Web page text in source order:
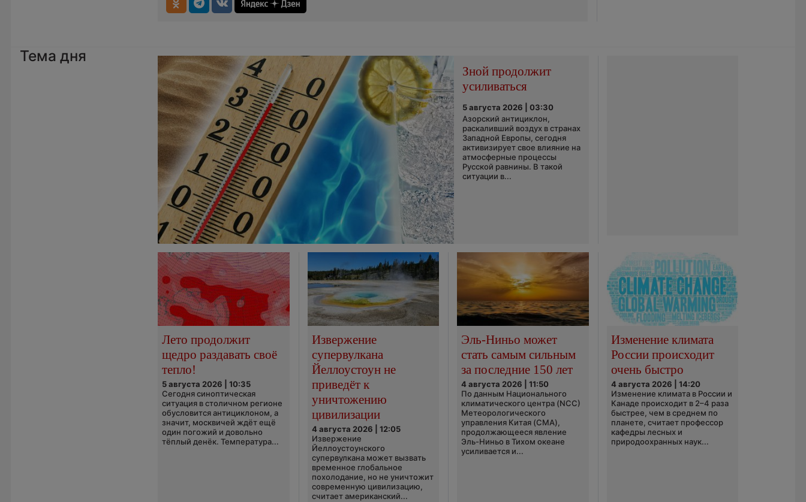
Тема дня
Зной продолжит
усиливаться
5 августа 2026 | 03:30
Азорский антициклон,
раскаливший воздух в странах
Западной Европы, сегодня
активизирует свое влияние на
атмосферные процессы
Русской равнины. В такой
ситуации в...
Лето продолжит
щедро раздавать своё
тепло!
5 августа 2026 | 10:35
Сегодня синоптическая
ситуация в столичном регионе
обусловится антициклоном, а
значит, москвичей ждёт ещё
один погожий и довольно
тёплый денёк. Температура...
Извержение
супервулкана
Йеллоустоун не
приведёт к
уничтожению
цивилизации
4 августа 2026 | 12:05
Извержение
Йеллоустоунского
супервулкана может вызвать
временное глобальное
похолодание, но не уничтожит
современную цивилизацию,
считает американский...
Эль-Ниньо может
стать самым сильным
за последние 150 лет
4 августа 2026 | 11:50
По данным Национального
климатического центра (NCC)
Метеорологического
управления Китая (CMA),
продолжающееся явление
Эль-Ниньо в Тихом океане
усиливается и...
Изменение климата
России происходит
очень быстро
4 августа 2026 | 14:20
Изменение климата в России и
Канаде происходит в 2–4 раза
быстрее, чем в среднем по
планете, считает профессор
кафедры лесных и
природоохранных наук...